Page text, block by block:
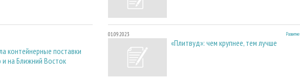
контейнерные поставки
на Ближний Восток
01.09.2023 Развитие
«Плитвуд»: чем крупнее, тем лучше